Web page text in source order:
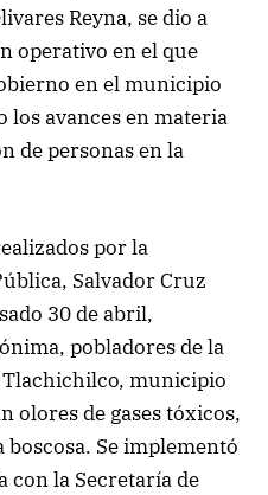
Reyna, se dio a
operativo en el que
en el municipio
los avances en materia
de personas en la
por la
Salvador Cruz
30 de abril,
pobladores de la
Tlachichilco, municipio
olores de gases tóxicos,
Se implementó
con la Secretaría de